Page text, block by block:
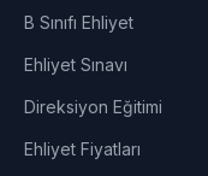
B Sınıfı Ehliyet
Ehliyet Sınavı
Direksiyon Eğitimi
Ehliyet Fiyatları